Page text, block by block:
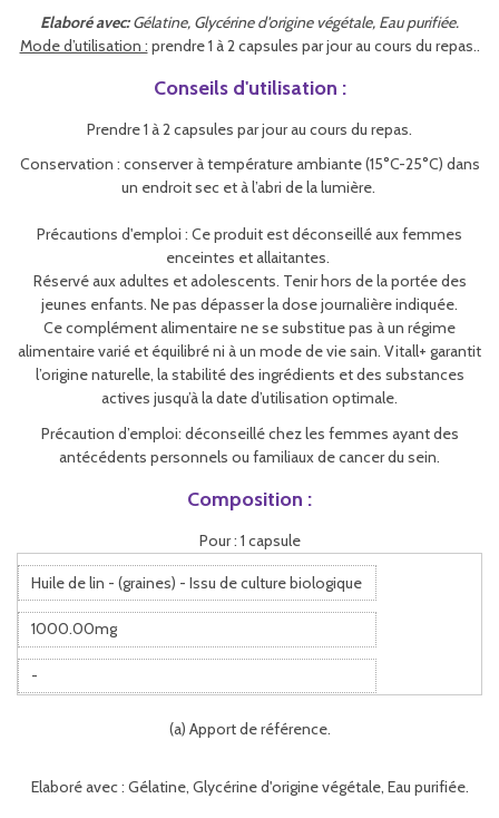
Elaboré avec:Gélatine, Glycérine d'origine végétale, Eau purifiée.
Mode d’utilisation : prendre 1 à 2 capsules par jour au cours du repas..
Conseils d'utilisation :
Prendre 1 à 2 capsules par jour au cours du repas.
Conservation : conserver à température ambiante (15°C-25°C) dans
un endroit sec et à l’abri de la lumière.
Précautions d'emploi : Ce produit est déconseillé aux femmes
enceintes et allaitantes.
Réservé aux adultes et adolescents. Tenir hors de la portée des
jeunes enfants. Ne pas dépasser la dose journalière indiquée.
Ce complément alimentaire ne se substitue pas à un régime
alimentaire varié et équilibré ni à un mode de vie sain. Vitall+ garantit
l’origine naturelle, la stabilité des ingrédients et des substances
actives jusqu’à la date d’utilisation optimale.
Précaution d’emploi: déconseillé chez les femmes ayant des
antécédents personnels ou familiaux de cancer du sein.
Composition :
Pour : 1 capsule
Huile de lin - (graines) - Issu de culture biologique
1000.00mg
-
(a) Apport de référence.
Elaboré avec : Gélatine, Glycérine d'origine végétale, Eau purifiée.